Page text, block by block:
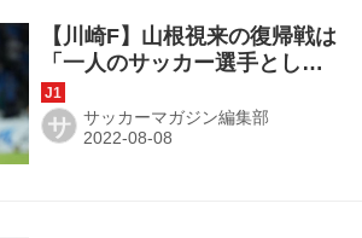
【川崎F】山根視来の復帰戦は
「一人のサッカー選手として
結果を残さなければという覚
悟でピッチに立ちました」の
言葉がすべて
サ サッカーマガジン編集部